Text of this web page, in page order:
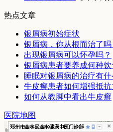
热点文章
银屑病初始症状
银屑病，你从根而治了吗
出现银屑病可以怀孕吗？
银屑病患者要养成何种
睡眠对银屑病的治疗有什
牛皮癣患者如何增强抵抗
如何从教脚中看出牛皮癣
医院地图